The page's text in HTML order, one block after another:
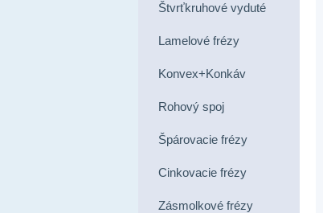
Štvrťkruhové vyduté
Lamelové frézy
Konvex+Konkáv
Rohový spoj
Špárovacie frézy
Cinkovacie frézy
Zásmolkové frézy